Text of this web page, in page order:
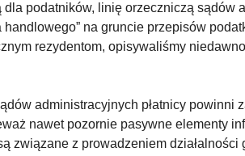
podatników, linię orzeczniczą sądów
na gruncie przepisów
rezydentom, opisywaliśmy
administracyjnych płatnicy powinni
nawet pozornie pasywne elementy
związane z prowadzeniem działalności